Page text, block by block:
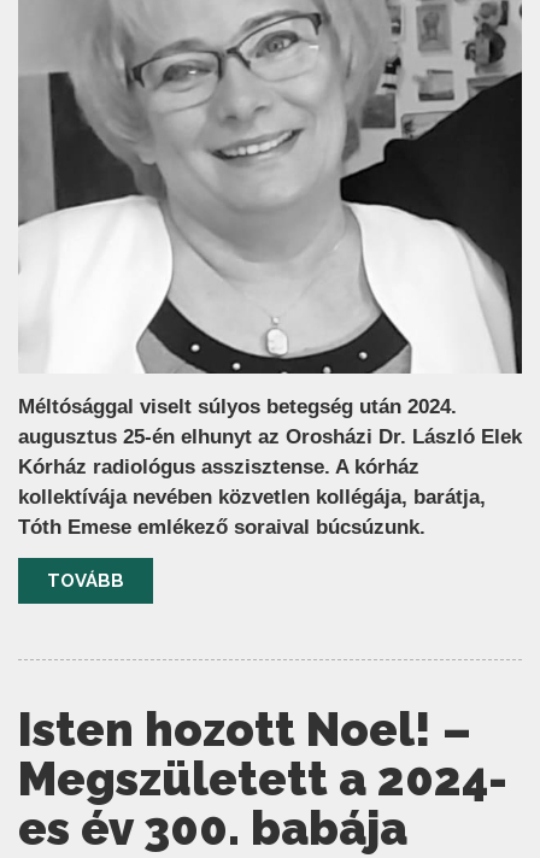
Méltósággal viselt súlyos betegség után 2024.
augusztus 25-én elhunyt az Orosházi Dr. László Elek
Kórház radiológus asszisztense. A kórház
kollektívája nevében közvetlen kollégája, barátja,
Tóth Emese emlékező soraival búcsúzunk.
TOVÁBB
Isten hozott Noel! –
Megszületett a 2024-
es év 300. babája